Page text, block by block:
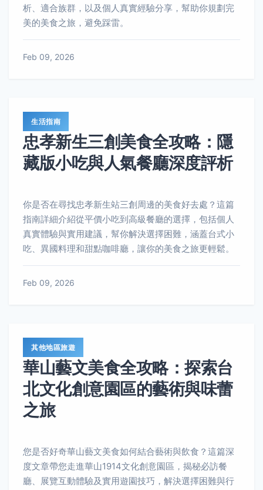
析、適合族群，以及個人真實經驗分享，幫助你規劃完
美的美食之旅，避免踩雷。
Feb 09, 2026
生活指南
忠孝新生三創美食全攻略：隱
藏版小吃與人氣餐廳深度評析
你是否在尋找忠孝新生站三創周邊的美食好去處？這篇
指南詳細介紹從平價小吃到高級餐廳的選擇，包括個人
真實體驗與實用建議，幫你解決選擇困難，涵蓋台式小
吃、異國料理和甜點咖啡廳，讓你的美食之旅更輕鬆。
Feb 09, 2026
其他地區旅遊
華山藝文美食全攻略：探索台
北文化創意園區的藝術與味蕾
之旅
您是否好奇華山藝文美食如何結合藝術與飲食？這篇深
度文章帶您走進華山1914文化創意園區，揭秘必訪餐
廳、展覽互動體驗及實用遊園技巧，解決選擇困難與行